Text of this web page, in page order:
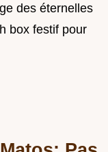
des éternelles
box festif pour